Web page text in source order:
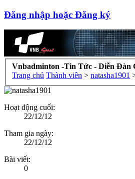
Đăng nhập hoặc Đăng ký
Vnbadminton -Tin Tức - Diễn Đàn
Trang chủ Thành viên > natasha1901
Hoạt động cuối:
22/12/12
Tham gia ngày:
22/12/12
Bài viết:
0